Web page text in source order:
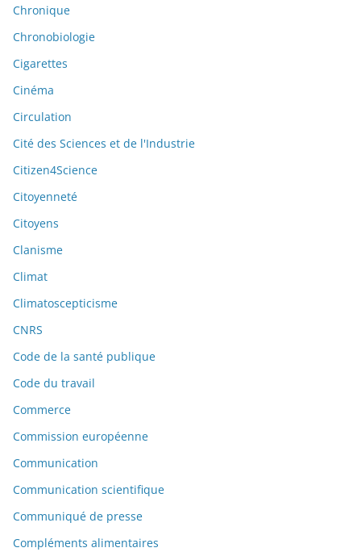
Chronique
Chronobiologie
Cigarettes
Cinéma
Circulation
Cité des Sciences et de l'Industrie
Citizen4Science
Citoyenneté
Citoyens
Clanisme
Climat
Climatoscepticisme
CNRS
Code de la santé publique
Code du travail
Commerce
Commission européenne
Communication
Communication scientifique
Communiqué de presse
Compléments alimentaires